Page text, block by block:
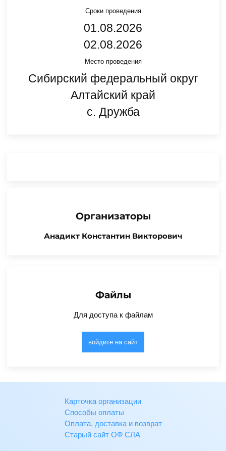
Сроки проведения
01.08.2026
02.08.2026
Место проведения
Сибирский федеральный округ
Алтайский край
с. Дружба
Организаторы
Анадикт Константин Викторович
Файлы
Для доступа к файлам
войдите на сайт
Карточка организации
Способы оплаты
Оплата, доставка и возврат
Старый сайт ОФ СЛА